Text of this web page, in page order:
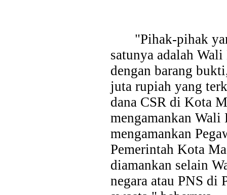
"Pihak-pihak
satunya adalah
dengan barang
juta rupiah yang
dana CSR di Kota
mengamankan
mengamankan
Pemerintah Kota
diamankan selain
negara atau PNS di